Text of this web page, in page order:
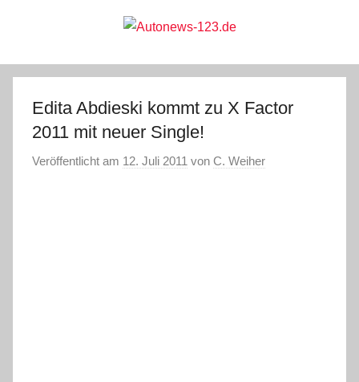
Autonews-
123.de
Edita Abdieski kommt zu X Factor
2011 mit neuer Single!
Veröffentlicht am 12. Juli 2011 von C. Weiher